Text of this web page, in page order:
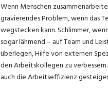
Wenn Menschen
gravierendes Problem, wenn das
wegstecken kann. Schlimmer,
sogar lähmend – auf Team und
überlegen, Hilfe von externen
den Arbeitskollegen zu
auch die Arbeitseffizienz